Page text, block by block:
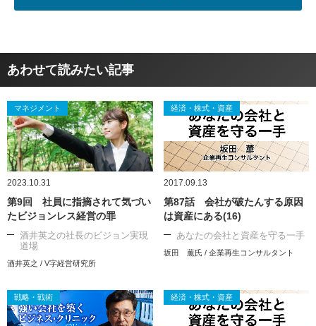
あわせて読みたい記事
マネジメント
2023.10.31
第9回 社員に指摘されて気づい
たビジョンレス経営の罪
酒井英之の社長のビジョン実現
道場
酒井英之 / V字経営研究所
経済・株式・資産
2017.09.13
第87話 会社が破たんする原因
は資産にある(16)
あなたの会社と資産を守る一手
坂田 薫氏 / 企業再生コンサルタント
戦略・戦術 経済・株式・資産